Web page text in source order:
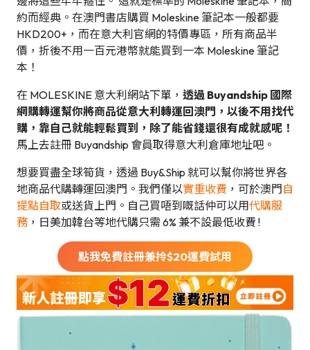
約而經典。在澳門書店購買 Moleskine 筆記本一般都要
HKD200+，而在意大利官網的特價專區，所有商品半
價，折後不用一百元港幣就能買到一本 Moleskine 筆記
本！
在 MOLESKINE 意大利網站下單， 透過 Buyandship 國際
網購轉運幫你將商品從意大利轉運回澳門，以後不用找代
購，靠自己就能輕鬆買到，除了能省錢還很有成就感呢！
馬上去註冊 Buyandship 會員取得意大利倉庫地址吧。
想要買盡全球筍貨，透過 Buy&Ship 就可以幫你將世界各
地商品代購轉運回澳門。我們僅以實重收費 ，可於澳門自
提點自取或送貨上門。自己買唔到嘅話仲可以用代購服
務 ，日美加韓台等地代購只需 6% 兼不設最低收費 !
點我免費註冊兼拎$20運費試用